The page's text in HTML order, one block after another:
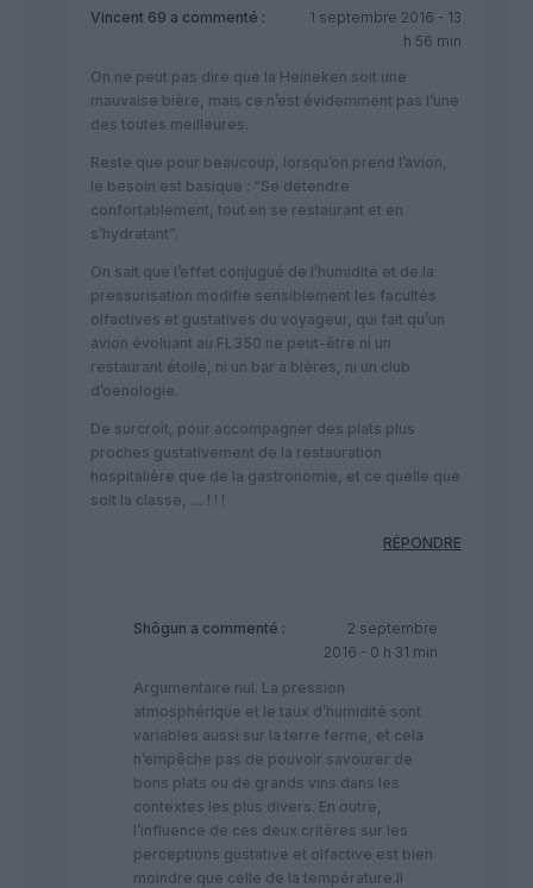
Vincent 69 a commenté :
1 septembre 2016 - 13
h 56 min
On ne peut pas dire que la Heineken soit une
mauvaise bière, mais ce n’est évidemment pas l’une
des toutes meilleures.
Reste que pour beaucoup, lorsqu’on prend l’avion,
le besoin est basique : “Se détendre
confortablement, tout en se restaurant et en
s’hydratant”.
On sait que l’effet conjugué de l’humidité et de la
pressurisation modifie sensiblement les facultés
olfactives et gustatives du voyageur, qui fait qu’un
avion évoluant au FL350 ne peut-être ni un
restaurant étoilé, ni un bar à bières, ni un club
d’oenologie.
De surcroît, pour accompagner des plats plus
proches gustativement de la restauration
hospitalière que de la gastronomie, et ce quelle que
soit la classe, … ! ! !
RÉPONDRE
Shôgun a commenté :
2 septembre
2016 - 0 h 31 min
Argumentaire nul. La pression
atmosphérique et le taux d’humidité sont
variables aussi sur la terre ferme, et cela
n’empêche pas de pouvoir savourer de
bons plats ou de grands vins dans les
contextes les plus divers. En outre,
l’influence de ces deux critères sur les
perceptions gustative et olfactive est bien
moindre que celle de la température.Il